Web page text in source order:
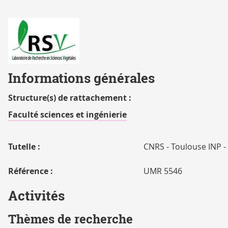
Informations générales
Structure(s) de rattachement :
Faculté sciences et ingénierie
Tutelle : CNRS - Toulouse INP
Référence : UMR 5546
Activités
Thèmes de recherche